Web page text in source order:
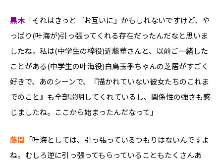
黒木 「それはきっと『お互いに』かもしれないですけど、や
っぱり(​​叶海が)​​​​引っ張ってくれる存在だったんだなと思いま
したね。私は(中学生の​​梓役)​​​​近藤華さんと、以前ご一緒した
ことがある(中学生の​​叶海役)白鳥玉季​ちゃんの芝居がすごく
好きで、あのシーンで、『描かれていない彼女たちのこれま
でのこと』も全部説明してくれているし、関係性の強さも感
じましたね。ここから始まったんだなって」
藤間 「叶海としては、引っ張っているつもりはないんですよ
ね。むしろ逆に引っ張ってもらっていることもたくさんあ